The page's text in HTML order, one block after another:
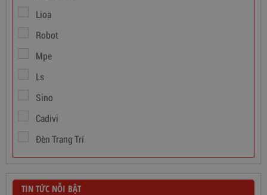
Lioa
Robot
Mpe
Ls
Sino
Cadivi
Đèn Trang Trí
TIN TỨC NỖI BẬT